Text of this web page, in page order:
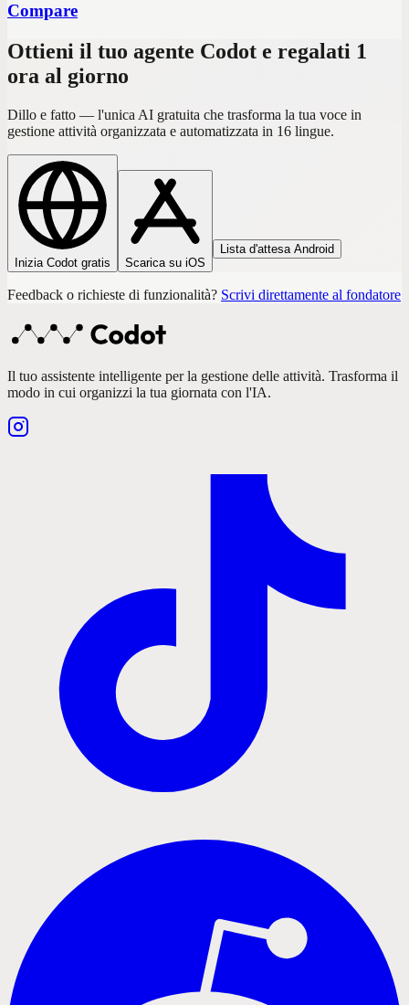
Compare
Ottieni il tuo agente Codot e regalati 1
ora al giorno
Dillo e fatto — l'unica AI gratuita che trasforma la tua voce in
gestione attività organizzata e automatizzata in 16 lingue.
Inizia Codot gratis Scarica su iOS
Lista d'attesa Android
Feedback o richieste di funzionalità? Scrivi direttamente al fondatore
Il tuo assistente intelligente per la gestione delle attività. Trasforma il
modo in cui organizzi la tua giornata con l'IA.